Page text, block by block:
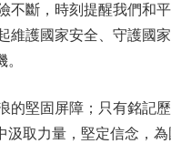
斷，時刻提醒我們和
護國家安全、守護國
堅固屏障；只有銘記
取力量，堅定信念，為